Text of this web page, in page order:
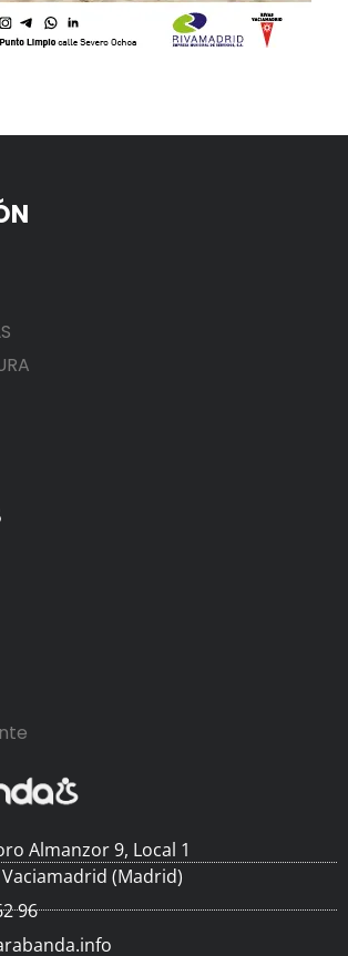
Almanzor 9, Local 1
Vaciamadrid (Madrid)
96